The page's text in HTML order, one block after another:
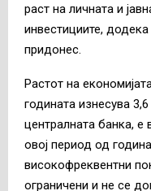
раст на личната и
инвестициите,
придонес.
Растот на
годината изнесува
централната банка, е
овој период од
високофреквентни
ограничени и не се